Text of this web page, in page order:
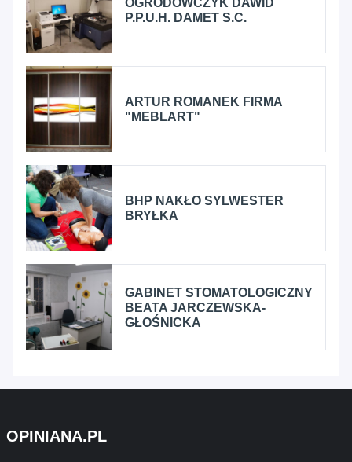
OGRODOWCZYK DAWID
P.P.U.H. DAMET S.C.
ARTUR ROMANEK FIRMA
"MEBLART"
BHP NAKŁO SYLWESTER
BRYŁKA
GABINET STOMATOLOGICZNY
BEATA JARCZEWSKA-
GŁOŚNICKA
OPINIANA.PL